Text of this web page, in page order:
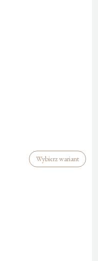
Wybierz wariant